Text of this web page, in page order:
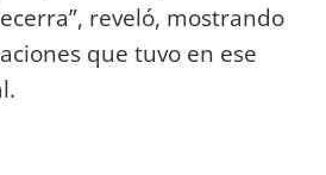
reveló, mostrando
que tuvo en ese